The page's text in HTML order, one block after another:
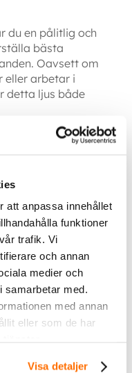
att anpassa innehållet
funktioner
trafik. Vi
och annan
medier och
samarbetar med.
med annan
eller som de har
Visa detaljer
du en pålitlig och
bästa
Oavsett om
eller arbetar i
detta ljus både
kabel